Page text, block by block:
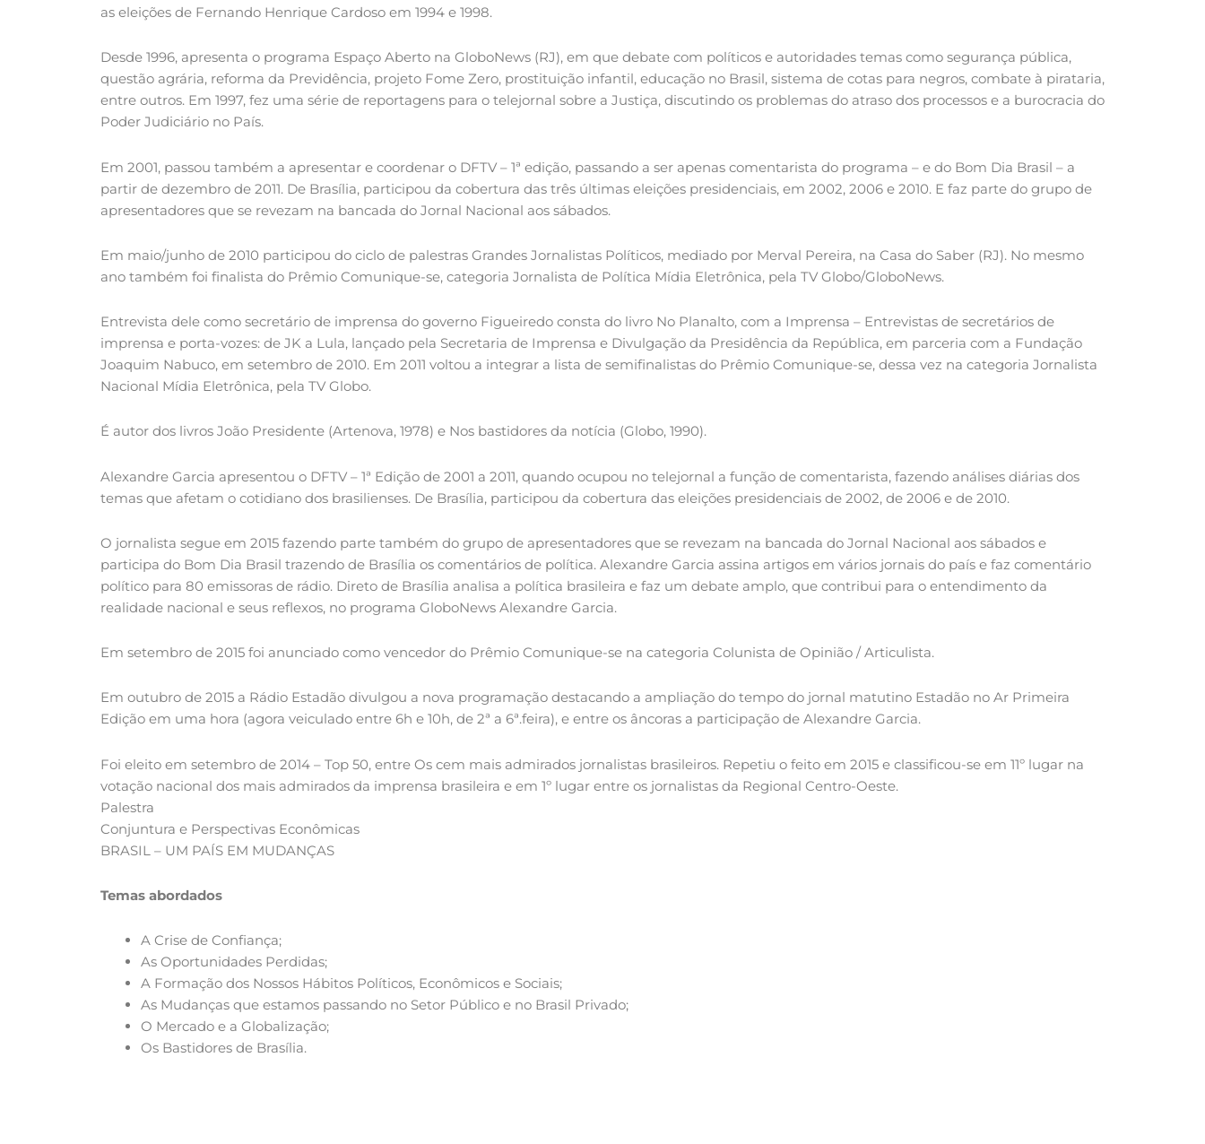
as eleições de Fernando Henrique Cardoso em 1994 e 1998.
Desde 1996, apresenta o programa Espaço Aberto na GloboNews (RJ), em que debate com políticos e autoridades temas como segurança pública,
questão agrária, reforma da Previdência, projeto Fome Zero, prostituição infantil, educação no Brasil, sistema de cotas para negros, combate à pirataria,
entre outros. Em 1997, fez uma série de reportagens para o telejornal sobre a Justiça, discutindo os problemas do atraso dos processos e a burocracia do
Poder Judiciário no País.
Em 2001, passou também a apresentar e coordenar o DFTV – 1ª edição, passando a ser apenas comentarista do programa – e do Bom Dia Brasil – a
partir de dezembro de 2011. De Brasília, participou da cobertura das três últimas eleições presidenciais, em 2002, 2006 e 2010. E faz parte do grupo de
apresentadores que se revezam na bancada do Jornal Nacional aos sábados.
Em maio/junho de 2010 participou do ciclo de palestras Grandes Jornalistas Políticos, mediado por Merval Pereira, na Casa do Saber (RJ). No mesmo
ano também foi finalista do Prêmio Comunique-se, categoria Jornalista de Política Mídia Eletrônica, pela TV Globo/GloboNews.
Entrevista dele como secretário de imprensa do governo Figueiredo consta do livro No Planalto, com a Imprensa – Entrevistas de secretários de
imprensa e porta-vozes: de JK a Lula, lançado pela Secretaria de Imprensa e Divulgação da Presidência da República, em parceria com a Fundação
Joaquim Nabuco, em setembro de 2010. Em 2011 voltou a integrar a lista de semifinalistas do Prêmio Comunique-se, dessa vez na categoria Jornalista
Nacional Mídia Eletrônica, pela TV Globo.
É autor dos livros João Presidente (Artenova, 1978) e Nos bastidores da notícia (Globo, 1990).
Alexandre Garcia apresentou o DFTV – 1ª Edição de 2001 a 2011, quando ocupou no telejornal a função de comentarista, fazendo análises diárias dos
temas que afetam o cotidiano dos brasilienses. De Brasília, participou da cobertura das eleições presidenciais de 2002, de 2006 e de 2010.
O jornalista segue em 2015 fazendo parte também do grupo de apresentadores que se revezam na bancada do Jornal Nacional aos sábados e
participa do Bom Dia Brasil trazendo de Brasília os comentários de política. Alexandre Garcia assina artigos em vários jornais do país e faz comentário
político para 80 emissoras de rádio. Direto de Brasília analisa a política brasileira e faz um debate amplo, que contribui para o entendimento da
realidade nacional e seus reflexos, no programa GloboNews Alexandre Garcia.
Em setembro de 2015 foi anunciado como vencedor do Prêmio Comunique-se na categoria Colunista de Opinião / Articulista.
Em outubro de 2015 a Rádio Estadão divulgou a nova programação destacando a ampliação do tempo do jornal matutino Estadão no Ar Primeira
Edição em uma hora (agora veiculado entre 6h e 10h, de 2ª a 6ª.feira), e entre os âncoras a participação de Alexandre Garcia.
Foi eleito em setembro de 2014 – Top 50, entre Os cem mais admirados jornalistas brasileiros. Repetiu o feito em 2015 e classificou-se em 11º lugar na
votação nacional dos mais admirados da imprensa brasileira e em 1º lugar entre os jornalistas da Regional Centro-Oeste.
Palestra
Conjuntura e Perspectivas Econômicas
BRASIL – UM PAÍS EM MUDANÇAS
Temas abordados
A Crise de Confiança;
As Oportunidades Perdidas;
A Formação dos Nossos Hábitos Políticos, Econômicos e Sociais;
As Mudanças que estamos passando no Setor Público e no Brasil Privado;
O Mercado e a Globalização;
Os Bastidores de Brasília.